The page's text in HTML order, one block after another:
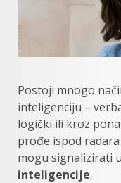
Postoji mnogo
inteligenciju –
logički ili kroz
prođe ispod
mogu signalizirati
inteligencije.